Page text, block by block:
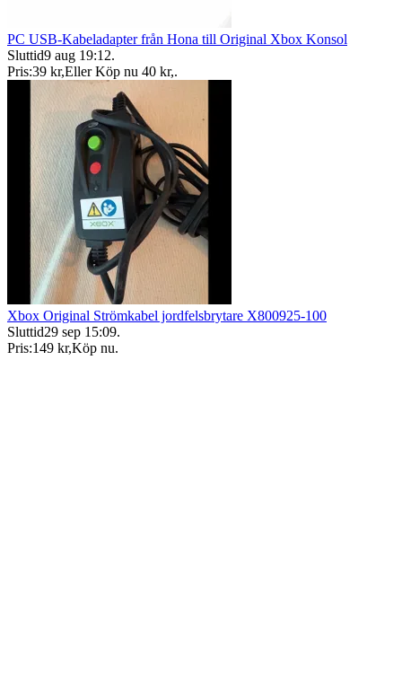
PC USB-Kabeladapter från Hona till Original Xbox Konsol
Sluttid9 aug 19:12.
Pris:39 kr,Eller Köp nu 40 kr,.
Xbox Original Strömkabel jordfelsbrytare X800925-100
Sluttid29 sep 15:09.
Pris:149 kr,Köp nu.